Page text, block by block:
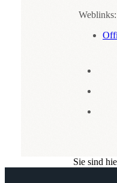
Weblinks:
Sie sind